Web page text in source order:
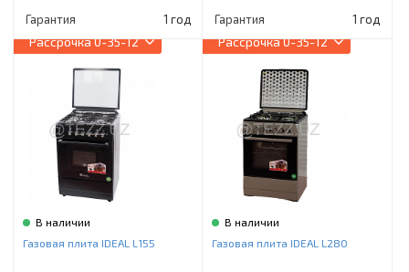
Гарантия 1 год Гарантия 1 год
Рассрочка0-35-12
В наличии
Газовая плита IDEAL L155
Рассрочка0-35-12
В наличии
Газовая плита IDEAL L280